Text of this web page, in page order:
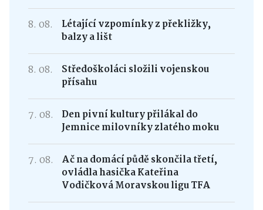
8. 08.
Létající vzpomínky z překližky,
balzy a lišt
8. 08.
Středoškoláci složili vojenskou
přísahu
7. 08.
Den pivní kultury přilákal do
Jemnice milovníky zlatého moku
7. 08.
Ač na domácí půdě skončila třetí,
ovládla hasička Kateřina
Vodičková Moravskou ligu TFA